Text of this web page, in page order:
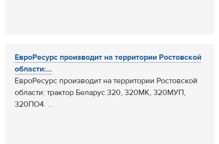
ЕвроРесурс производит на территории Ростовской
области:...
ЕвроРесурс производит на территории Ростовской
области: трактор Беларус 320, 320МК, 320МУП,
320ПО4. ...